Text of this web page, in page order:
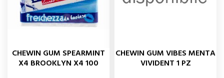
CHEWIN GUM SPEARMINT
X4 BROOKLYN X4 100
CHEWIN GUM VIBES MENTA
VIVIDENT 1 PZ